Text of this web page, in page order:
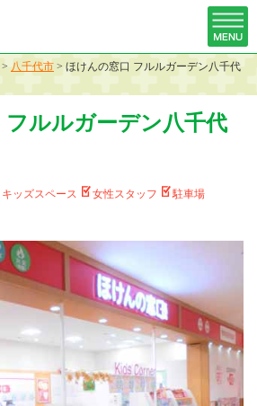
> 八千代市 > ほけんの窓口 フルルガーデン八千代
ルルガーデン八千代
キッズスペース 女性スタッフ
駐車場